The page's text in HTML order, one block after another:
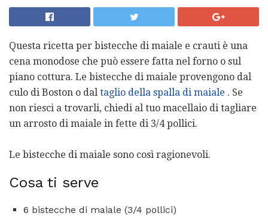
Questa ricetta per bistecche di maiale e crauti è una
cena monodose che può essere fatta nel forno o sul
piano cottura. Le bistecche di maiale provengono dal
culo di Boston o dal taglio della spalla di maiale . Se
non riesci a trovarli, chiedi al tuo macellaio di tagliare
un arrosto di maiale in fette di 3/4 pollici.
Le bistecche di maiale sono così ragionevoli.
Cosa ti serve
6 bistecche di maiale (3/4 pollici)